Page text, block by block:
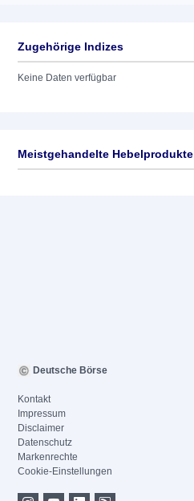
Zugehörige Indizes
Keine Daten verfügbar
Meistgehandelte Hebelprodukte
Deutsche Börse
Kontakt
Impressum
Disclaimer
Datenschutz
Markenrechte
Cookie-Einstellungen